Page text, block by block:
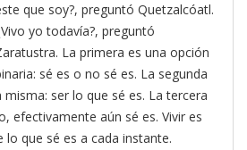
que soy?, preguntó Quetzalcóatl.
yo todavía?, preguntó
La primera es una opción
sé es o no sé es. La segunda
ser lo que sé es. La tercera
efectivamente aún sé es. Vivir es
lo que sé es a cada instante.